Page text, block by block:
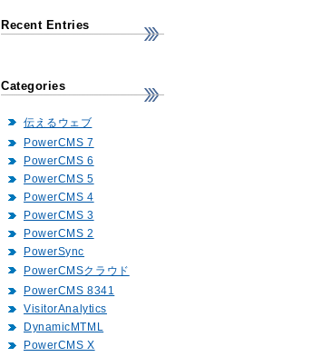
Recent Entries
Categories
伝えるウェブ
PowerCMS 7
PowerCMS 6
PowerCMS 5
PowerCMS 4
PowerCMS 3
PowerCMS 2
PowerSync
PowerCMSクラウド
PowerCMS 8341
VisitorAnalytics
DynamicMTML
PowerCMS X